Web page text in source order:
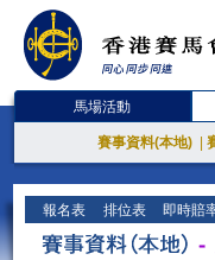
馬場活動
賽事資料(本地)
報名表 排位表 即時賠